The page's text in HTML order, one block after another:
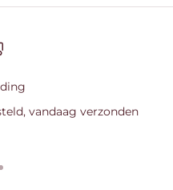
vandaag verzonden
artikel 1
artikel 2
artikel 3
artikel 4